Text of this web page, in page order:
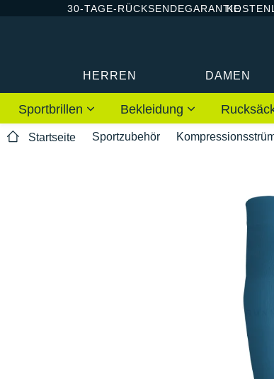
30-TAGE-RÜCKSENDEGARANTIE
HERREN DAMEN
Sportbrillen Bekleidung
Startseite Sportzubehör